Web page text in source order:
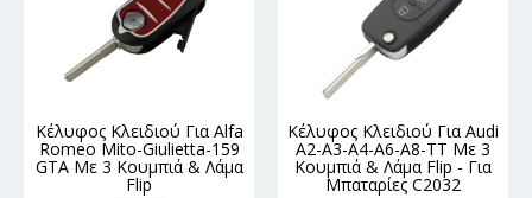
Κέλυφος Κλειδιού Για Alfa
Romeo Mito-Giulietta-159
GTA Με 3 Κουμπιά & Λάμα
Flip
Κέλυφος Κλειδιού Για Audi
A2-A3-A4-A6-A8-TT Με 3
Κουμπιά & Λάμα Flip - Για
Μπαταρίες C2032